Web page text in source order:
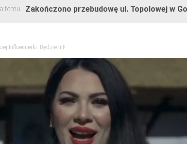
przebudowę ul. Topolowej w Goręczynie
Influencerki. Będzie hit!